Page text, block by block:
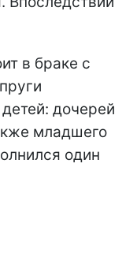
в браке с
дочерей
младшего
один